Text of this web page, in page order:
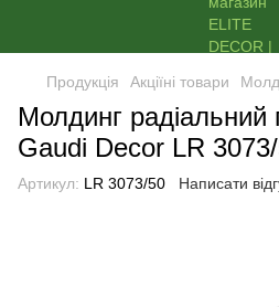
Продукція Акціїні товари
Молдинг радіальний
Gaudi Decor LR
Артикул: LR 3073/50 Написати